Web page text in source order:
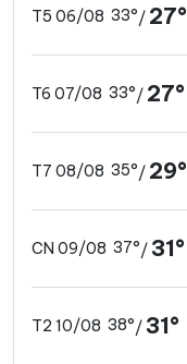
T5 06/08 33°/ 27°
T6 07/08 33°/ 27°
T7 08/08 35°/ 29°
CN 09/08 37°/31°
T2 10/08 38°/31°